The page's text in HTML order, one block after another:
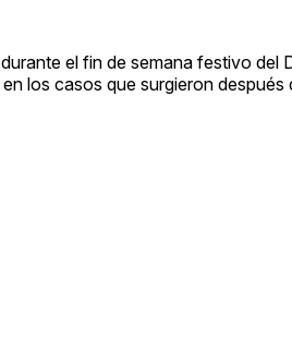
el fin de semana festivo del
los casos que surgieron después